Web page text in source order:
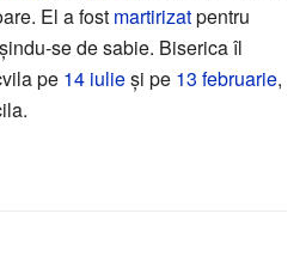
El a fost martirizatpentru
se de sabie. Biserica îl
pe 14 iulieși pe 13 februarie,